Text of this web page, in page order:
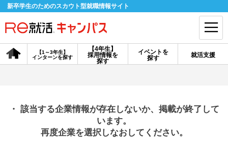
新卒学生のためのスカウト型就職情報サイト
【4年生】
採用情報を
探す
【1～3年生】
インターンを探す
イベントを
探す
就活支援
会員登録 ログイン
探す
・ 該当する企業情報が存在しないか、掲載が終了して
います。
再度企業を選択しなおしてください。